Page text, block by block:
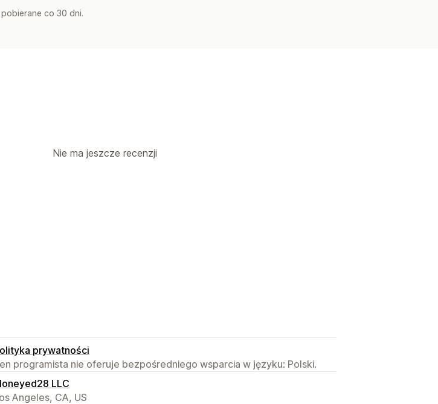
co 30 dni.
Nie ma jeszcze recenzji
prywatności
programista nie oferuje bezpośredniego wsparcia w języku: Polski.
LLC
Angeles, CA, US